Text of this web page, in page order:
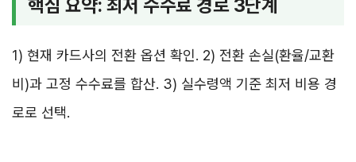
핵심 요약: 최저 수수료 경로 3단계
1) 현재 카드사의 전환 옵션 확인. 2) 전환 손실(환율/교환
비)과 고정 수수료를 합산. 3) 실수령액 기준 최저 비용 경
로로 선택.